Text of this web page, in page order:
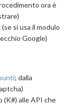
ora è
si usa il modulo
Google)
; dalla
(K#) alle API che